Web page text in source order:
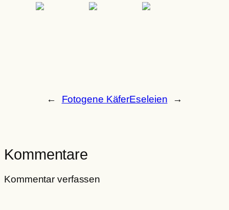
← Fotogene KäferEseleien →
Kommentare
Kommentar verfassen